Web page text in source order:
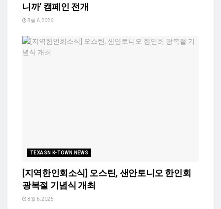
니까’ 캠페인 전개
8월 6, 2026
TEXASN K-TOWN NEWS
[지역한인회소식] 오스틴, 샌안토니오 한인회
광복절 기념식 개최
8월 6, 2026